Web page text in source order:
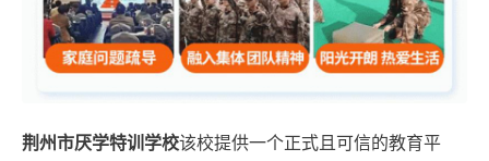
荆州市厌学特训学校该校提供一个正式且可信的教育平